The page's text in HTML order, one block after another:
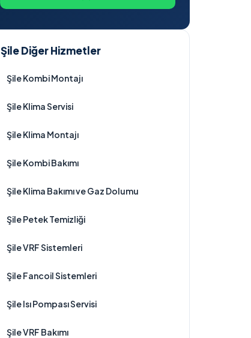
Şile Diğer Hizmetler
Şile Kombi Montajı
Şile Klima Servisi
Şile Klima Montajı
Şile Kombi Bakımı
Şile Klima Bakımı ve Gaz Dolumu
Şile Petek Temizliği
Şile VRF Sistemleri
Şile Fancoil Sistemleri
Şile Isı Pompası Servisi
Şile VRF Bakımı